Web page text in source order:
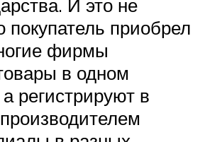
И это не
покупатель приобрел
фирмы
в одном
а регистрируют в